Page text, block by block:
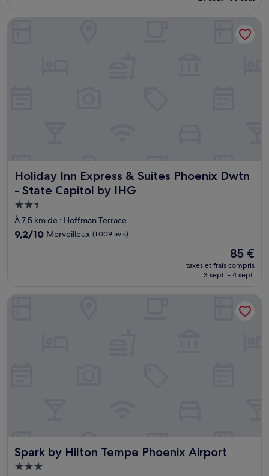
81 €
Holiday Inn Express & Suites Phoenix Dwtn
- State Capitol by IHG
Holiday Inn Express & Suites Phoenix Dwtn - State
Hébergement
2.5 étoiles
À 7,5 km de : Hoffman Terrace
9.2
9,2/10 Merveilleux (1 009 avis)
Le
nouveau
prix
85 €
85 €
taxes et frais compris
3 sept. - 4 sept.
Spark by Hilton Tempe Phoenix Airport
Spark by Hilton Tempe Phoenix Airport
Hébergement
Spark by Hilton Tempe Phoenix Airport